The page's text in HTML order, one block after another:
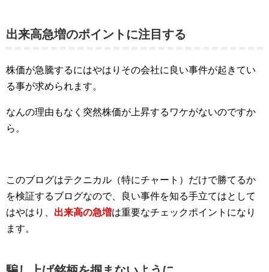
出来高急増のポイントに注目する
株価が急騰するにはやはりその会社に良い事件が起きてい
る事が求められます。
なんの理由もなく突然株価が上昇するワケがないのですか
ら。
このブログはテクニカル（特にチャート）だけで勝てるか
を検証するブログなので、良い事件を知る手立てはとして
はやはり、 出来高の急増は重要なチェックポイントになり
ます。